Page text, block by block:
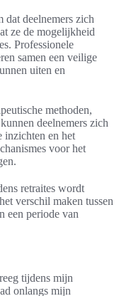
dat deelnemers zich
ze de mogelijkheid
Professionele
samen een veilige
uiten en
methoden,
deelnemers zich
inzichten en het
voor het
retraites wordt
verschil maken tussen
een periode van
tijdens mijn
onlangs mijn